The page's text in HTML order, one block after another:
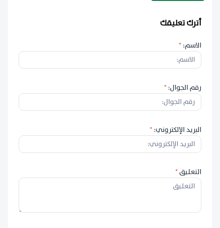
أترك تعليقك
الاسم:*
رقم الجوال:*
البريد الإلكتروني:*
التعليق*